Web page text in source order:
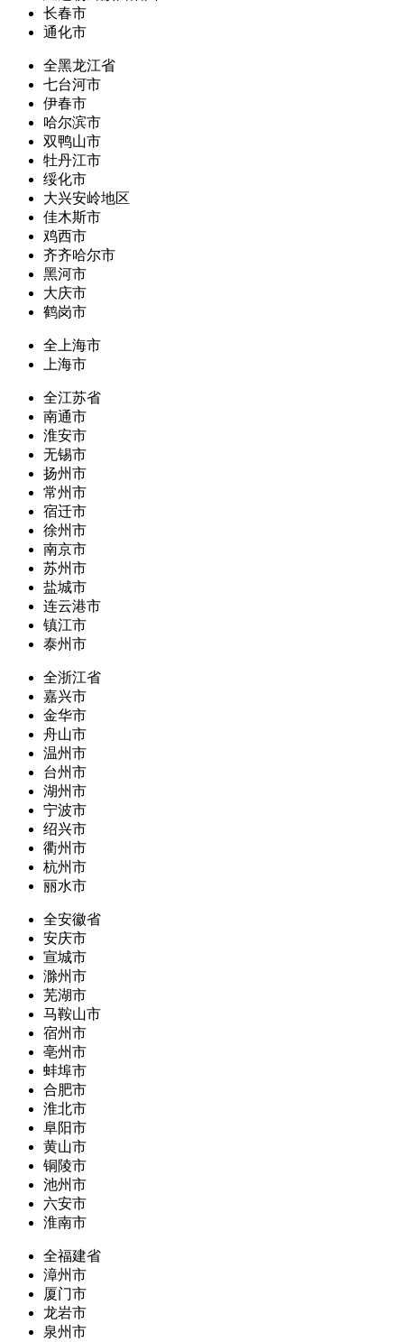
长春市
通化市
全黑龙江省
七台河市
伊春市
哈尔滨市
双鸭山市
牡丹江市
绥化市
大兴安岭地区
佳木斯市
鸡西市
齐齐哈尔市
黑河市
大庆市
鹤岗市
全上海市
上海市
全江苏省
南通市
淮安市
无锡市
扬州市
常州市
宿迁市
徐州市
南京市
苏州市
盐城市
连云港市
镇江市
泰州市
全浙江省
嘉兴市
金华市
舟山市
温州市
台州市
湖州市
宁波市
绍兴市
衢州市
杭州市
丽水市
全安徽省
安庆市
宣城市
滁州市
芜湖市
马鞍山市
宿州市
亳州市
蚌埠市
合肥市
淮北市
阜阳市
黄山市
铜陵市
池州市
六安市
淮南市
全福建省
漳州市
厦门市
龙岩市
泉州市